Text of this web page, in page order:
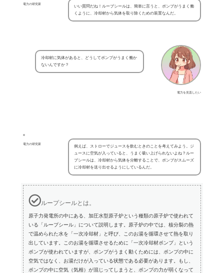
電力の研究家
いい質問だね！ループシールは、簡単に言うと、ポンプがうまく働
くように、冷却材から気体を取り除くための装置なんだ。
電力を見直したい
冷却材に気体があると、どうしてポンプがうまく働か
ないんですか？
電力の研究家
例えば、ストローでジュースを飲むときのことを考えてみよう。ジ
ュースに空気が入っていると、うまく吸い上げられないよね？ルー
プシールは、冷却材から気体を分離することで、ポンプがスムーズ
に冷却材を送り出せるようにしているんだ。
ループシールとは。
原子力発電所の中にある、加圧水型原子炉という種類の原子炉で使われて
いる「ループシール」について説明します。原子炉の中では、核分裂の熱
で温められた水を「一次冷却材」と呼び、このお湯を循環させて熱を取り
出しています。このお湯を循環させるために「一次冷却材ポンプ」という
ポンプが使われていますが、ポンプがうまく動くためには、ポンプの中に
空気ではなく、お湯だけが入っている状態である必要があります。もし、
ポンプの中に空気（気相）が混じってしまうと、ポンプの力が弱くなって